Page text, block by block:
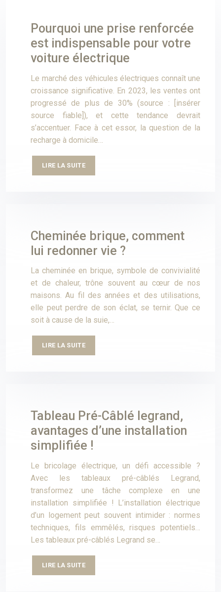
Pourquoi une prise renforcée
est indispensable pour votre
voiture électrique
Le marché des véhicules électriques connaît une
croissance significative. En 2023, les ventes ont
progressé de plus de 30% (source : [insérer
source fiable]), et cette tendance devrait
s’accentuer. Face à cet essor, la question de la
recharge à domicile…
LIRE LA SUITE
Cheminée brique, comment
lui redonner vie ?
La cheminée en brique, symbole de convivialité
et de chaleur, trône souvent au cœur de nos
maisons. Au fil des années et des utilisations,
elle peut perdre de son éclat, se ternir. Que ce
soit à cause de la suie,…
LIRE LA SUITE
Tableau Pré-Câblé legrand,
avantages d’une installation
simplifiée !
Le bricolage électrique, un défi accessible ?
Avec les tableaux pré-câblés Legrand,
transformez une tâche complexe en une
installation simplifiée ! L’installation électrique
d’un logement peut souvent intimider : normes
techniques, fils emmêlés, risques potentiels…
Les tableaux pré-câblés Legrand se…
LIRE LA SUITE